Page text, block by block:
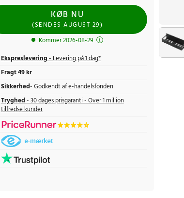
KØB NU
(SENDESAUGUST 29)
Kommer 2026-08-29
Ekspreslevering- Levering på 1 dag*
Fragt 49 kr
Sikkerhed- Godkendt af e-handelsfonden
Tryghed- 30 dages prisgaranti - Over 1 million
tilfredse kunder